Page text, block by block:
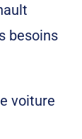
besoins
voiture